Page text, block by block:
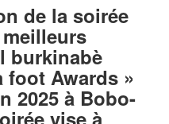
de la soirée
burkinabè
foot Awards »
2025 à Bobo-
vise à